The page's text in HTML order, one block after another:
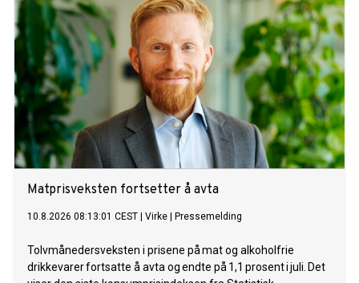
musikere på Voksenåsen i 1996, har gjennom tre tiår utviklet
seg til en internasjonal møteplass for unge musikere,
ledende utøvere og pedagoger. 30-årsjubileet markeres
blant annet med jubileumskonsert på Voksenåsen 13.
august og med åpningen av Oslo Kammermusikkfestival 14.
august. Kontinuitet og kvalitet Hvert år samles unge
musikere og noen av verdens fremste utøvere og
pedagoger til mesterklasser, konserter og faglig utvikling på
Voksenåsen i Oslo. I tillegg til Sommerakademiet tilbyr
akademiene mentorprogrammer for unge strykesolister,
stryke
Matprisveksten fortsetter å avta
10.8.2026 08:13:01 CEST Virke Pressemelding
Tolvmånedersveksten i prisene på mat og alkoholfrie
drikkevarer fortsatte å avta og endte på 1,1 prosent i juli. Det